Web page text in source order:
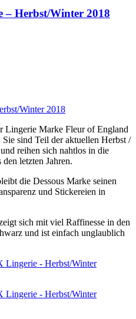
Herbst/Winter 2018
Lingerie Marke Fleur of England
sind Teil der aktuellen Herbst /
reihen sich nahtlos in die
letzten Jahren.
die Dessous Marke seinen
und Stickereien in
sich mit viel Raffinesse in den
und ist einfach unglaublich